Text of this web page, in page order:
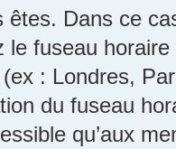
êtes. Dans ce
fuseau horaire
: Londres,
du fuseau
qu’aux